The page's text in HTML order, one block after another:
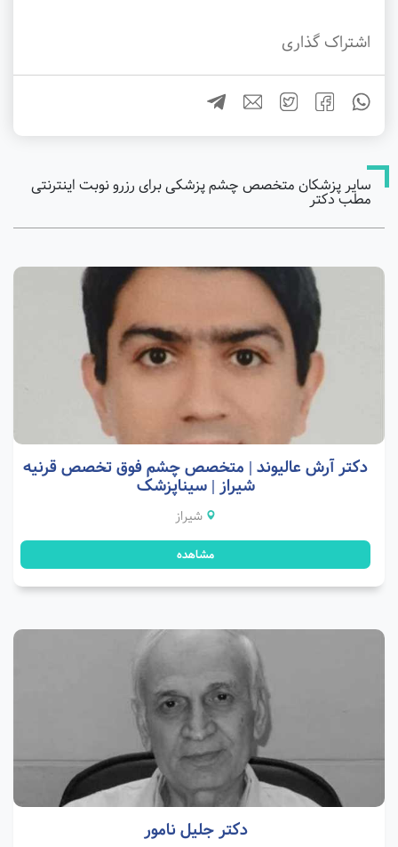
اشتراک گذاری
سایر پزشکان متخصص چشم پزشکی برای رزرو نوبت اینترنتی
مطب دکتر
دکتر آرش عالیوند | متخصص چشم فوق تخصص قرنیه
شیراز | سیناپزشک
شیراز
مشاهده
دکتر جلیل نامور